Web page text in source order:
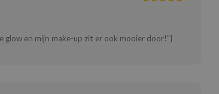
glow en mijn make-up zit er ook mooier door!"}